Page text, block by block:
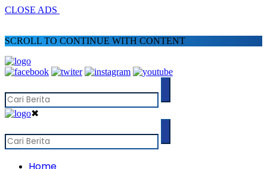
CLOSE ADS
SCROLL TO CONTINUE WITH CONTENT
✖